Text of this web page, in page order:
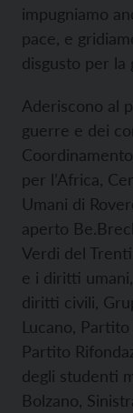
impugniamo
pace, e
disgusto per la
Aderiscono al
guerre e dei
per l’Africa,
Umani di
aperto
Verdi del
e i diritti
diritti civili,
Lucano,
Partito
degli studenti
Bolzano,